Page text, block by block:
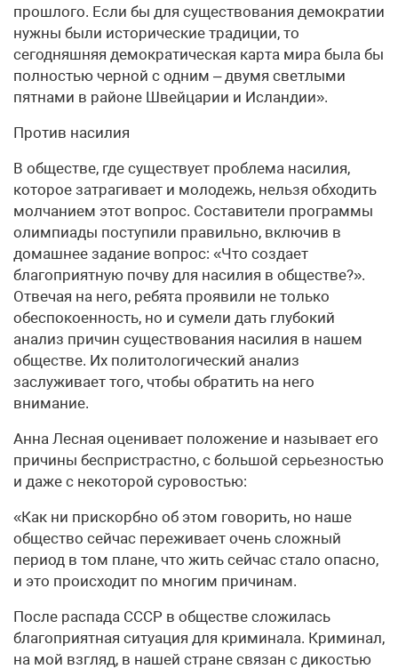
прошлого. Если бы для существования демократии
нужны были исторические традиции, то
сегодняшняя демократическая карта мира была бы
полностью черной с одним – двумя светлыми
пятнами в районе Швейцарии и Исландии».
Против насилия
В обществе, где существует проблема насилия,
которое затрагивает и молодежь, нельзя обходить
молчанием этот вопрос. Составители программы
олимпиады поступили правильно, включив в
домашнее задание вопрос: «Что создает
благоприятную почву для насилия в обществе?».
Отвечая на него, ребята проявили не только
обеспокоенность, но и сумели дать глубокий
анализ причин существования насилия в нашем
обществе. Их политологический анализ
заслуживает того, чтобы обратить на него
внимание.
Анна Лесная оценивает положение и называет его
причины беспристрастно, с большой серьезностью
и даже с некоторой суровостью:
«Как ни прискорбно об этом говорить, но наше
общество сейчас переживает очень сложный
период в том плане, что жить сейчас стало опасно,
и это происходит по многим причинам.
После распада СССР в обществе сложилась
благоприятная ситуация для криминала. Криминал,
на мой взгляд, в нашей стране связан с дикостью